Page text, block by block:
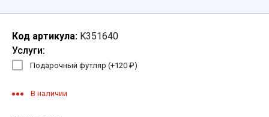
Код артикула: K351640
Услуги:
Подарочный футляр (+120 ₽)
В наличии